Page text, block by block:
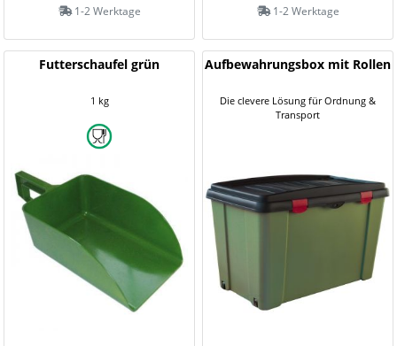
1-2 Werktage 1-2 Werktage
Futterschaufel grün
1 kg
Aufbewahrungsbox mit Rollen
Die clevere Lösung für Ordnung &
Transport